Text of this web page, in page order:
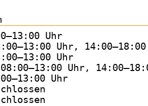
Uhr
Uhr,
Uhr
Uhr,
Uhr